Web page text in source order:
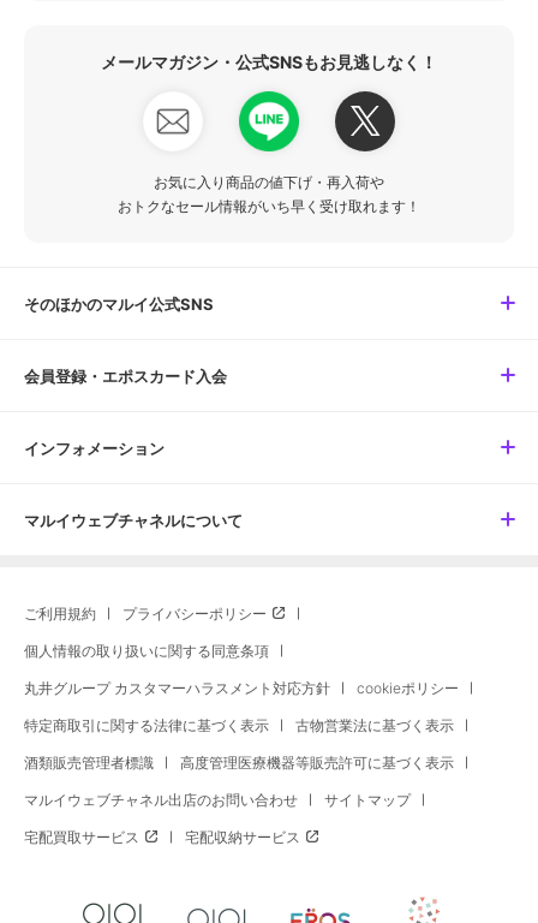
メールマガジン・公式SNSもお見逃しなく！
お気に入り商品の値下げ・再入荷や
おトクなセール情報がいち早く受け取れます！
そのほかのマルイ公式SNS
会員登録・エポスカード入会
インフォメーション
マルイウェブチャネルについて
ご利用規約 プライバシーポリシー
個人情報の取り扱いに関する同意条項
丸井グループ カスタマーハラスメント対応方針 cookieポリシー
特定商取引に関する法律に基づく表示 古物営業法に基づく表示
酒類販売管理者標識 高度管理医療機器等販売許可に基づく表示
マルイウェブチャネル出店のお問い合わせ サイトマップ
宅配買取サービス 宅配収納サービス